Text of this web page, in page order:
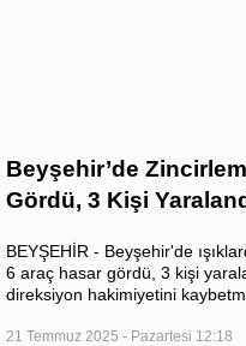
Beyşehir’de
Gördü, 3 Kişi
BEYŞEHİR - Beyşehir'de
6 araç hasar gördü, 3 kişi
direksiyon hakimiyetini
21 Temmuz 2025 - Pazartesi 12:18